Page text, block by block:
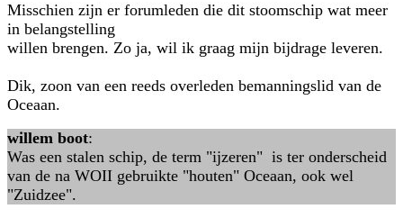
Misschien zijn er forumleden die dit stoomschip wat meer
in belangstelling
willen brengen. Zo ja, wil ik graag mijn bijdrage leveren.
Dik, zoon van een reeds overleden bemanningslid van de
Oceaan.
willem boot:
Was een stalen schip, de term "ijzeren" is ter onderscheid
van de na WOII gebruikte "houten" Oceaan, ook wel
"Zuidzee".